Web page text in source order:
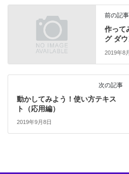
前の記事
作って
グ ダ
2019年8
次の記事
動かしてみよう！使い方テキス
ト（応用編）
2019年9月8日